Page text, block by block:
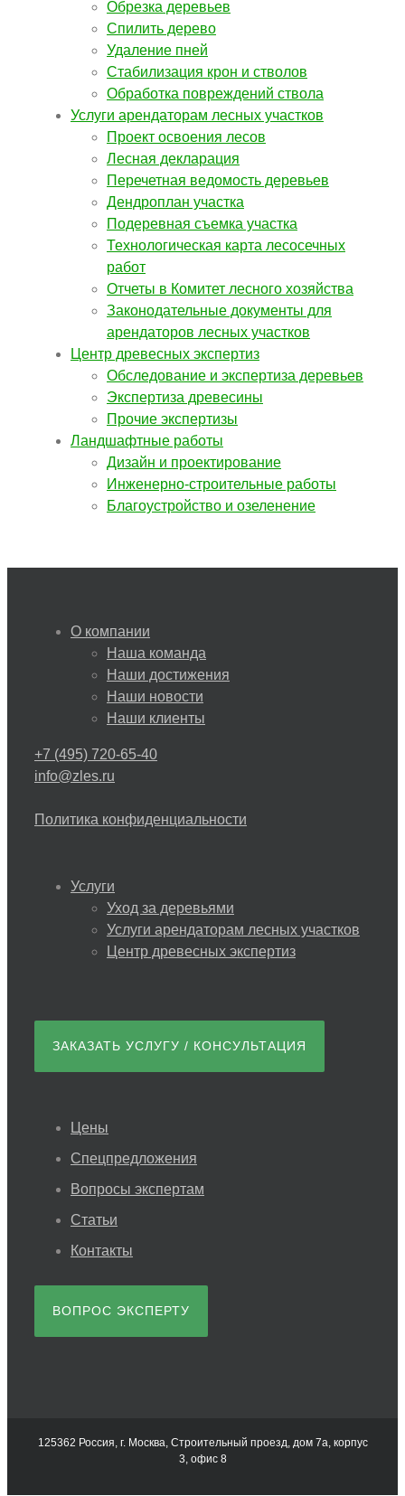
Обрезка деревьев
Спилить дерево
Удаление пней
Стабилизация крон и стволов
Обработка повреждений ствола
Услуги арендаторам лесных участков
Проект освоения лесов
Лесная декларация
Перечетная ведомость деревьев
Дендроплан участка
Подеревная съемка участка
Технологическая карта лесосечных
работ
Отчеты в Комитет лесного хозяйства
Законодательные документы для
арендаторов лесных участков
Центр древесных экспертиз
Обследование и экспертиза деревьев
Экспертиза древесины
Прочие экспертизы
Ландшафтные работы
Дизайн и проектирование
Инженерно-строительные работы
Благоустройство и озеленение
О компании
Наша команда
Наши достижения
Наши новости
Наши клиенты
+7 (495) 720-65-40
info@zles.ru
Политика конфиденциальности
Услуги
Уход за деревьями
Услуги арендаторам лесных участков
Центр древесных экспертиз
ЗАКАЗАТЬ УСЛУГУ / КОНСУЛЬТАЦИЯ
Цены
Спецпредложения
Вопросы экспертам
Статьи
Контакты
ВОПРОС ЭКСПЕРТУ
125362 Россия, г. Москва, Строительный проезд, дом 7а, корпус
3, офис 8